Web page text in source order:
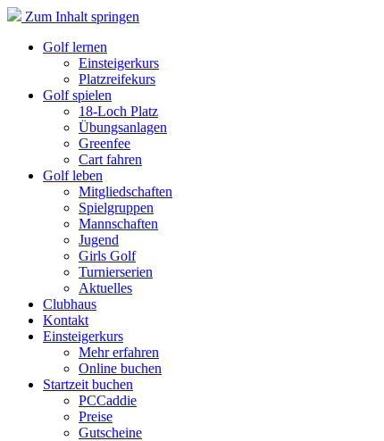
Zum Inhalt springen
Golf lernen
Einsteigerkurs
Platzreifekurs
Golf spielen
18-Loch Platz
Übungsanlagen
Greenfee
Cart fahren
Golf leben
Mitgliedschaften
Spielgruppen
Mannschaften
Jugend
Girls Golf
Turnierserien
Aktuelles
Clubhaus
Kontakt
Einsteigerkurs
Mehr erfahren
Online buchen
Startzeit buchen
PCCaddie
Preise
Gutscheine